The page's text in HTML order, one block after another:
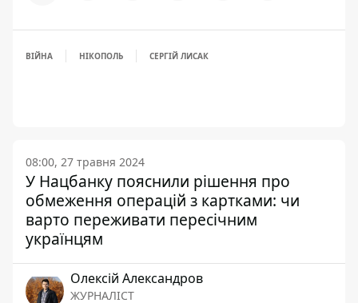
ВІЙНА НІКОПОЛЬ СЕРГІЙ ЛИСАК
08:00, 27 травня 2024
У Нацбанку пояснили рішення про
обмеження операцій з картками: чи
варто переживати пересічним
українцям
Олексій Александров
ЖУРНАЛІСТ